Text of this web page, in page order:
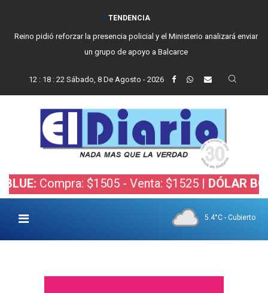
TENDENCIA
Reino pidió reforzar la presencia policial y el Ministerio analizará enviar
un grupo de apoyo a Balcarce
12 : 18 : 24 Sábado, 8 De Agosto - 2026
$1505 - Venta: $1525 |DÓLAR BOLSA:
5.4°C - Cubierto